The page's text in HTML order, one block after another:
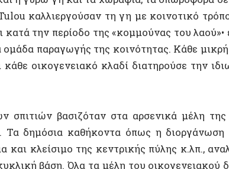
βασιζόταν στα αρσενικά μέλη της
δημόσια καθήκοντα όπως η διοργάνωση
κλείσιμο της κεντρικής πύλης κ.λπ.,
βάση. Όλα τα μέλη του οικογενειακού δέντρου
την ενότητα και την προστασία κάτω από μία
επεκτεινόταν ακτινωτά προσθέτοντας έναν
ένα άλλο Tulou κοντά, σε ένα σύμπλεγμα. Έτσι,